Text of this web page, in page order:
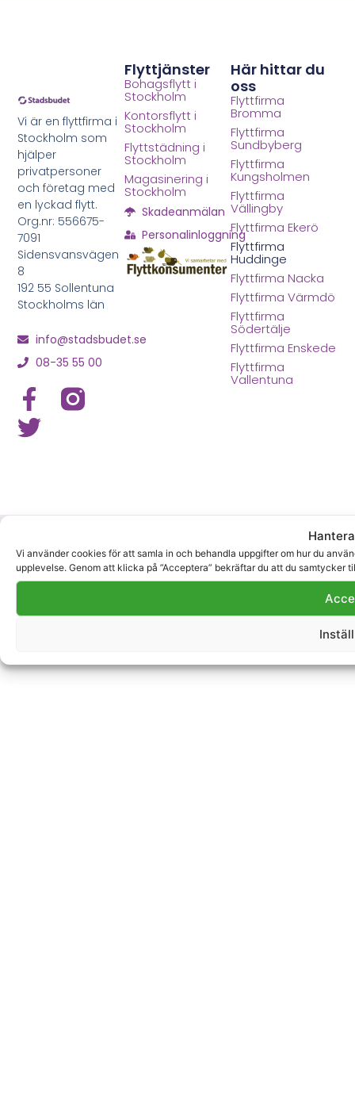
Vi använder cookies för att samla in och behandla uppgifter om hur du
upplevelse. Genom att klicka på ”Acceptera” bekräftar du att du samtycker
Vi är en flyttfirma i
Stockholm som
hjälper
privatpersoner
och företag med
en lyckad flytt.
Org.nr: 556675-
7091
Sidensvansvägen
8
192 55 Sollentuna
Stockholms län
info@stadsbudet.se
08-35 55 00
Här hittar du
oss
Flyttfirma
Bromma
Flyttfirma
Sundbyberg
Flyttfirma
Kungsholmen
Flyttfirma
Vällingby
Flyttfirma Ekerö
Flyttfirma
Huddinge
Flyttfirma Nacka
Flyttfirma Värmdö
Flyttfirma
Södertälje
Flyttfirma Enskede
Flyttfirma
Vallentuna
Flyttjänster
Bohagsflytt i
Stockholm
Kontorsflytt i
Stockholm
Flyttstädning i
Stockholm
Magasinering i
Stockholm
Skadeanmälan
Personalinloggning